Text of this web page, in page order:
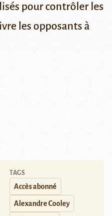
pour contrôler les
les opposants à
TAGS
Accès abonné
Alexandre Cooley